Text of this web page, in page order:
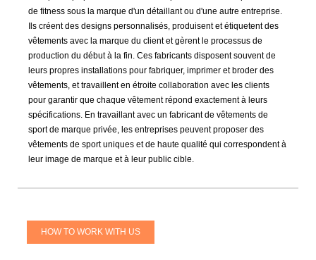
de fitness sous la marque d'un détaillant ou d'une autre entreprise.
Ils créent des designs personnalisés, produisent et étiquetent des
vêtements avec la marque du client et gèrent le processus de
production du début à la fin. Ces fabricants disposent souvent de
leurs propres installations pour fabriquer, imprimer et broder des
vêtements, et travaillent en étroite collaboration avec les clients
pour garantir que chaque vêtement répond exactement à leurs
spécifications. En travaillant avec un fabricant de vêtements de
sport de marque privée, les entreprises peuvent proposer des
vêtements de sport uniques et de haute qualité qui correspondent à
leur image de marque et à leur public cible.
HOW TO WORK WITH US